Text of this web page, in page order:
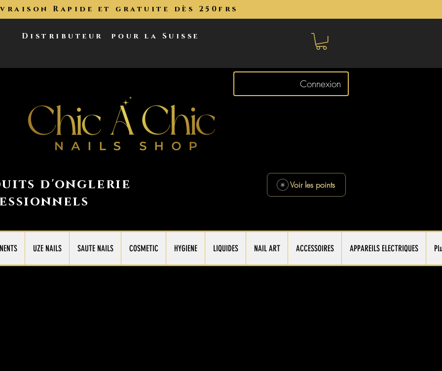
Distributeur pour la Suisse
Rapide et gratuite dès 250frs
Connexion
d'onglerie
Voir les points
UZE NAILS SAUTE NAILS COSMETIC HYGIENE LIQUIDES NAIL ART ACCESSOIRES APPAREILS ELECTRIQUES